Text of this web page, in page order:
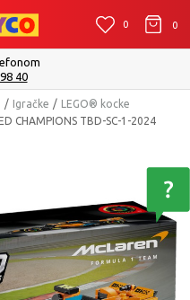
0 0
očekivati u roku od 2 do 4
Igračke
LEGO® kocke
CHAMPIONS TBD-SC-1-2024